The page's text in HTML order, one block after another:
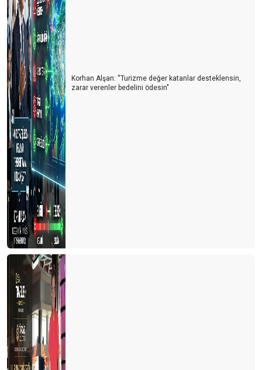
Konaklama vergisi muamması sürüyor
1 Milyon turist nerede?
Turist sayısı arttıkça kazalar da artıyor
Doldur boşalt turizmi
THY'de neler oluyor?
Tur otobüsleri kazaları artmaya başladı
Kastamonu'ya yolumuz düştü
Türkiye'de cruise turları neden artmıyor?
Avrupa'da tanıtım elçisi
Memur ve Emekli Antalya'dan kaçıyor
Turist olarak değil yerleşmeye geliyorlar
Turizmci desteğe muhtaç
Dünya Antalyayı izledi
Savaş mı? Turizm mi?
Fuarları özlemişiz
Personel turizm sektöründen kaçıyor
Korhan Alşan: ''Turizme değer katanlar desteklensin,
zarar verenler bedelini ödesin"